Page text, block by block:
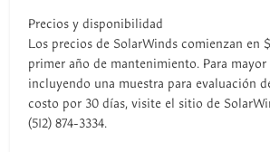
Precios y disponibilidad
Los precios de SolarWinds comienzan en
primer año de mantenimiento. Para
incluyendo una muestra para evaluación
costo por 30 días, visite el sitio de
(512) 874-3334.